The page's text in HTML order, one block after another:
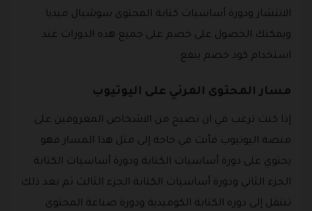
الانتشار ودورة أساسيات كتابة المحتوى سوشيال ميديا
ويمكنك الحصول على خصم على جميع هذه الدورات عند
استخدام كود خصم ينفع .
مسار المحتوى المرئي على اليوتيوب
إذا كنت ترغب في ان تصبح من الاشخاص المعروفين على
منصة اليوتيوب فأنت في حاجة إلى مثل هذا المسار فهو
يحتوي على دورة أساسيات الكتابة ودورة أساسيات الكتابة
الجزء الثاني ودورة أساسيات الكتابة الجزء الثالث ثم بعد ذلك
تنتقل إلى دوره الكتابة الكوميدية ودورة صناعة المحتوى